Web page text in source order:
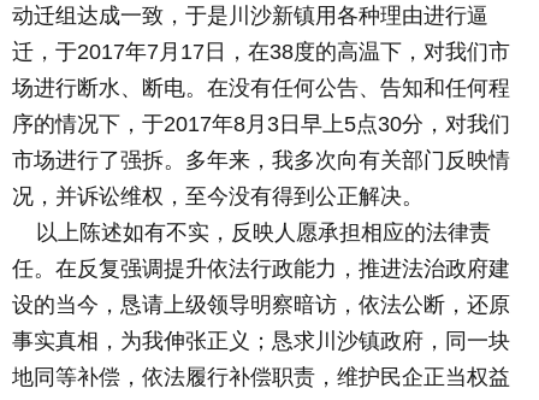
动迁组达成一致，于是川沙新镇用各种理由进行逼
迁，于2017年7月17日，在38度的高温下，对我们市
场进行断水、断电。在没有任何公告、告知和任何程
序的情况下，于2017年8月3日早上5点30分，对我们
市场进行了强拆。多年来，我多次向有关部门反映情
况，并诉讼维权，至今没有得到公正解决。
以上陈述如有不实，反映人愿承担相应的法律责
任。在反复强调提升依法行政能力，推进法治政府建
设的当今，恳请上级领导明察暗访，依法公断，还原
事实真相，为我伸张正义；恳求川沙镇政府，同一块
地同等补偿，依法履行补偿职责，维护民企正当权益